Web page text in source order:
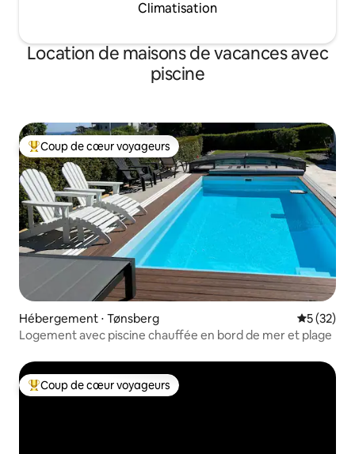
Climatisation
Location de maisons de vacances avec
piscine
Coups de cœur voyageurs les plus appréciés
Coup de cœur voyageurs
Hébergement ⋅ Tønsberg
5 (32)
Logement avec piscine chauffée en bord de mer et plage
Coups de cœur voyageurs les plus appréciés
Coup de cœur voyageurs